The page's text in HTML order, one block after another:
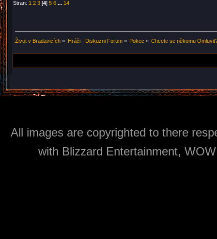
Stran: 1 2 3 [4]5 6 ... 14
Život v Bradavicích » Hráči - Diskuzni Forum» Pokec » Chcete se někomu
All images are copyrighted to there
with Blizzard Entertainment,